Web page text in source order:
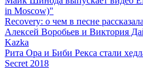
in Moscow)"
Recovery: о чем в песне
Алексей Воробьев и Виктория
Kazka
Рита Ора и Биби Рекса стали
Secret 2018